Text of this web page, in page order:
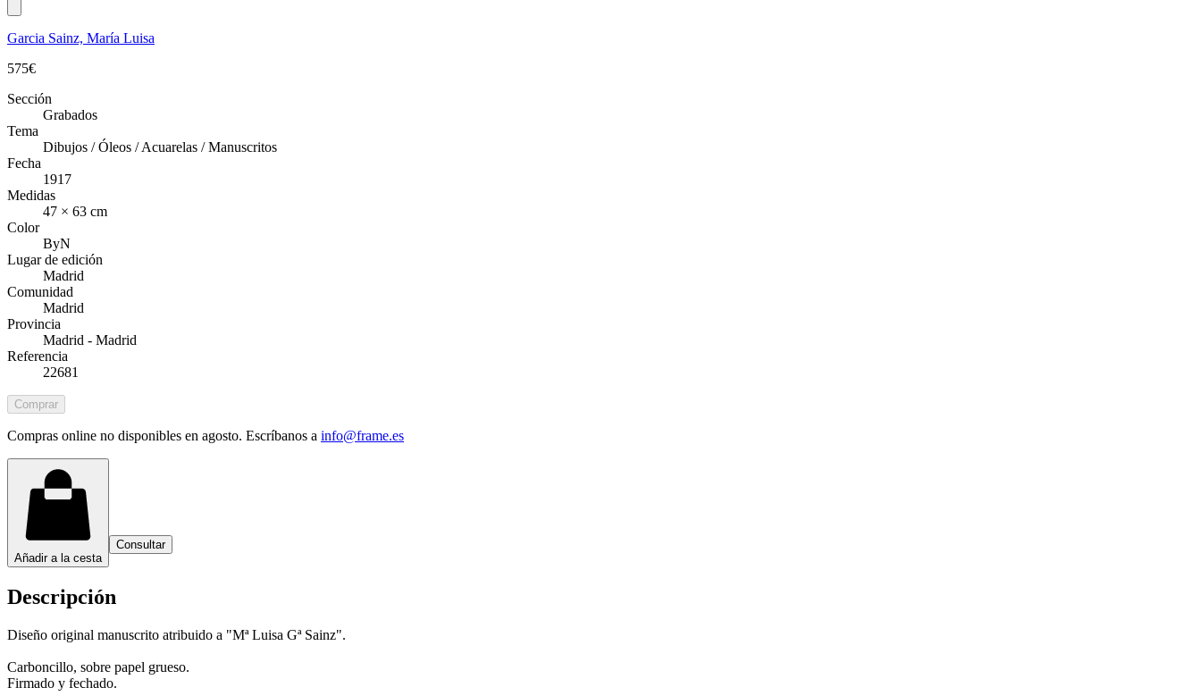
Garcia Sainz, María Luisa
575€
Sección
Grabados
Tema
Dibujos / Óleos / Acuarelas / Manuscritos
Fecha
1917
Medidas
47 × 63 cm
Color
ByN
Lugar de edición
Madrid
Comunidad
Madrid
Provincia
Madrid - Madrid
Referencia
22681
Comprar
Compras online no disponibles en agosto. Escríbanos a info@frame.es
Añadir a la cesta
Consultar
Descripción
Diseño original manuscrito atribuido a "Mª Luisa Gª Sainz".
Carboncillo, sobre papel grueso.
Firmado y fechado.